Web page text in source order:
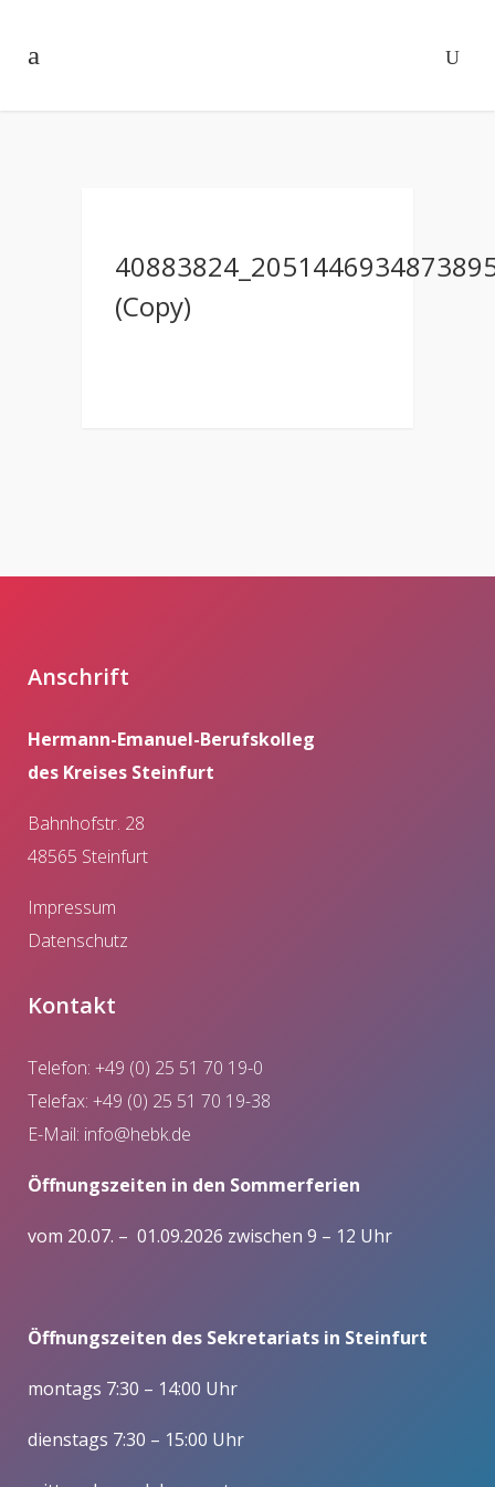
(Copy)
Anschrift
Hermann-Emanuel-Berufskolleg
des Kreises Steinfurt
Bahnhofstr. 28
48565 Steinfurt
Impressum
Datenschutz
Kontakt
Telefon: +49 (0) 25 51 70 19-0
Telefax: +49 (0) 25 51 70 19-38
E-Mail: info@hebk.de
Öffnungszeiten in den Sommerferien
vom 20.07. – 01.09.2026 zwischen 9 – 12 Uhr
Öffnungszeiten des Sekretariats in Steinfurt
montags 7:30 – 14:00 Uhr
dienstags 7:30 – 15:00 Uhr